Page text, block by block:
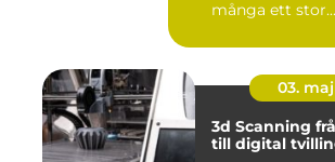
många ett stor...
03. maj
3d Scanning från verklighet
till digital